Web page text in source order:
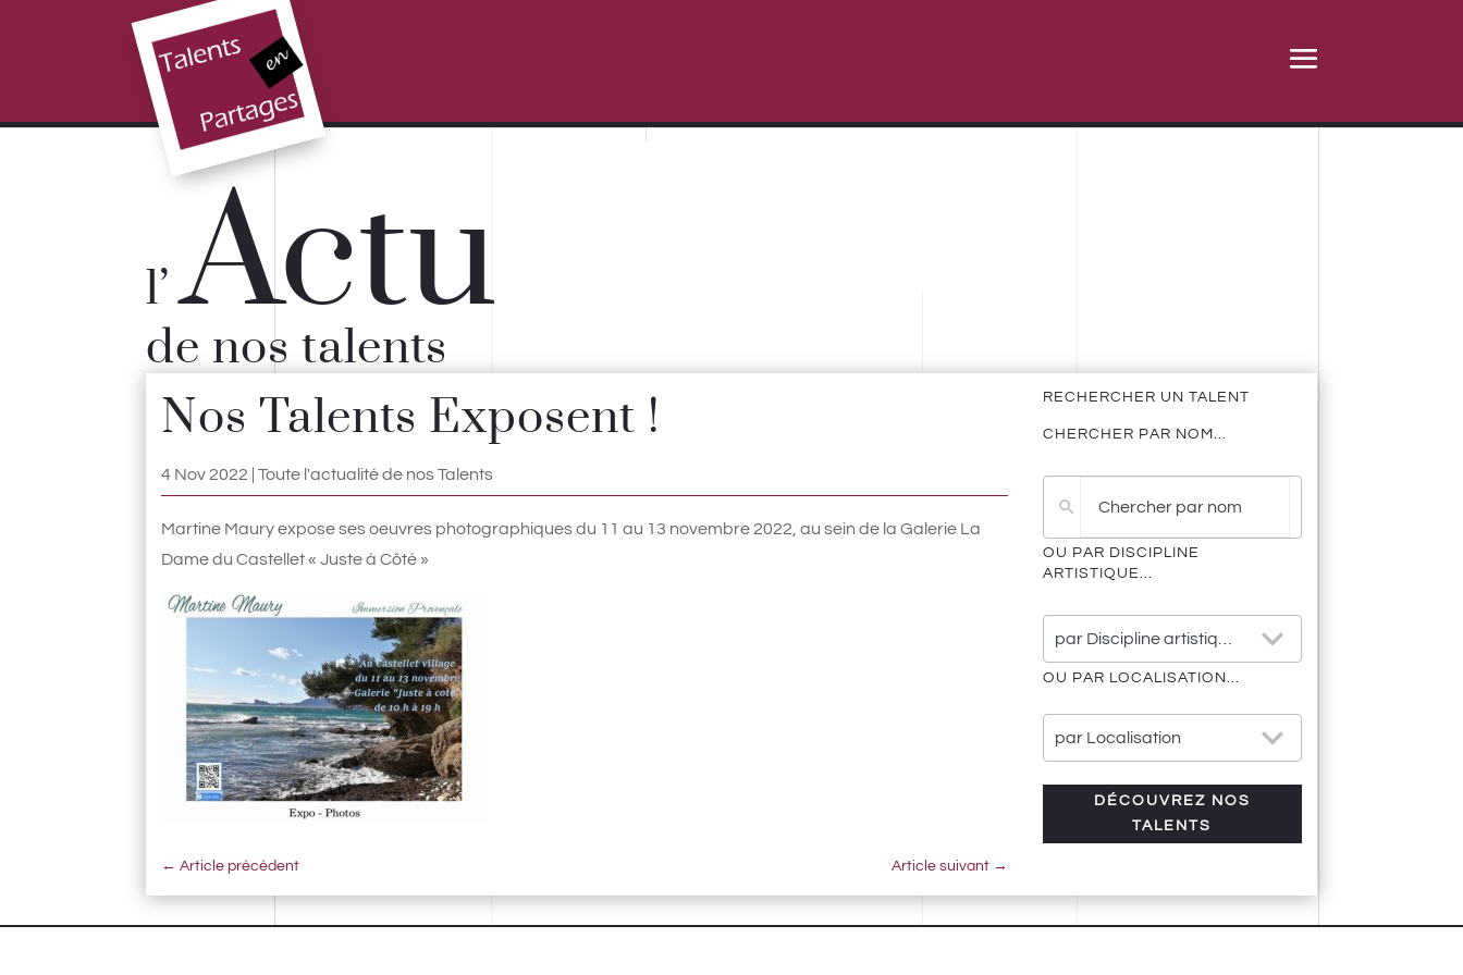
l’Actu
de nos talents
Nos Talents Exposent !
4 Nov 2022 Toute l'actualité de nos Talents
Martine Maury expose ses oeuvres photographiques du 11 au 13 novembre 2022, au sein de la Galerie La
Dame du Castellet « Juste à Côté »
← Article précédent Article suivant →
RECHERCHER UN TALENT
CHERCHER PAR NOM...
Pas
OU PAR DISCIPLINE
ARTISTIQUE...
par Discipline artistique
results
available
OU PAR LOCALISATION...
par Localisation
results
available
DÉCOUVREZ NOS
TALENTS